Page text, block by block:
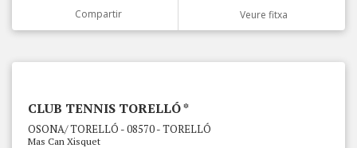
Compartir Veure fitxa
CLUB TENNIS TORELLÓ *
OSONA/ TORELLÓ - 08570 - TORELLÓ
Mas Can Xisquet